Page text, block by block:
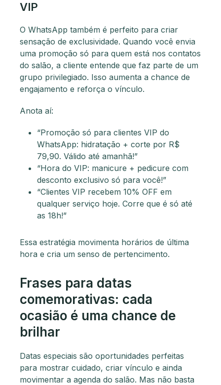
VIP
O WhatsApp também é perfeito para criar
sensação de exclusividade. Quando você envia
uma promoção só para quem está nos contatos
do salão, a cliente entende que faz parte de um
grupo privilegiado. Isso aumenta a chance de
engajamento e reforça o vínculo.
Anota aí:
“Promoção só para clientes VIP do
WhatsApp: hidratação + corte por R$
79,90. Válido até amanhã!”
“Hora do VIP: manicure + pedicure com
desconto exclusivo só para você!”
“Clientes VIP recebem 10% OFF em
qualquer serviço hoje. Corre que é só até
as 18h!”
Essa estratégia movimenta horários de última
hora e cria um senso de pertencimento.
Frases para datas
comemorativas: cada
ocasião é uma chance de
brilhar
Datas especiais são oportunidades perfeitas
para mostrar cuidado, criar vínculo e ainda
movimentar a agenda do salão. Mas não basta